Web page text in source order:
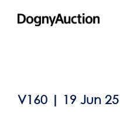
V160 | 19 Jun 25